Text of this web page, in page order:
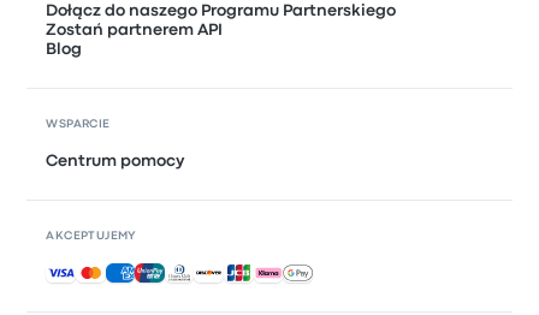
Dołącz do naszego Programu Partnerskiego
Zostań partnerem API
Blog
WSPARCIE
Centrum pomocy
AKCEPTUJEMY
Akceptowane płatności